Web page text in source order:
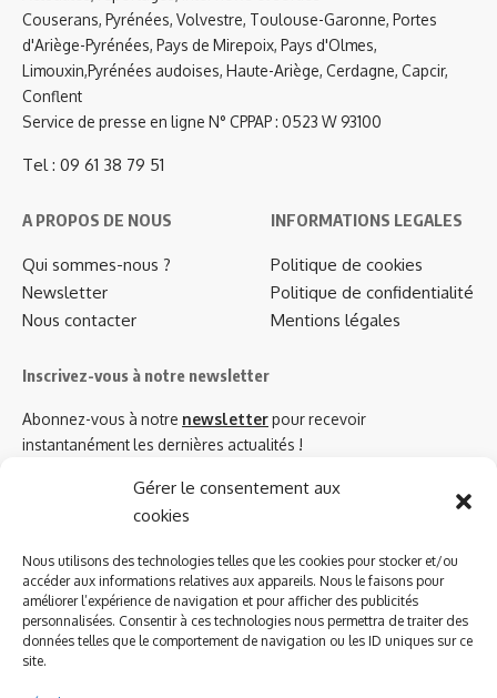
Gérer le consentement aux
cookies
Nous utilisons des technologies telles que les cookies pour stocker et/ou
accéder aux informations relatives aux appareils. Nous le faisons pour
améliorer l’expérience de navigation et pour afficher des publicités
personnalisées. Consentir à ces technologies nous permettra de traiter des
données telles que le comportement de navigation ou les ID uniques sur ce
site.
Couserans, Pyrénées, Volvestre, Toulouse-Garonne, Portes
d'Ariège-Pyrénées, Pays de Mirepoix, Pays d'Olmes,
Limouxin,Pyrénées audoises, Haute-Ariège, Cerdagne, Capcir,
Conflent
Service de presse en ligne N° CPPAP : 0523 W 93100
Tel : 09 61 38 79 51
A PROPOS DE NOUS
Qui sommes-nous ?
Newsletter
Nous contacter
INFORMATIONS LEGALES
Politique de cookies
Politique de confidentialité
Mentions légales
Inscrivez-vous à notre newsletter
Abonnez-vous à notre newsletterpour recevoir
instantanément les dernières actualités !
Azinat.com TV soutient